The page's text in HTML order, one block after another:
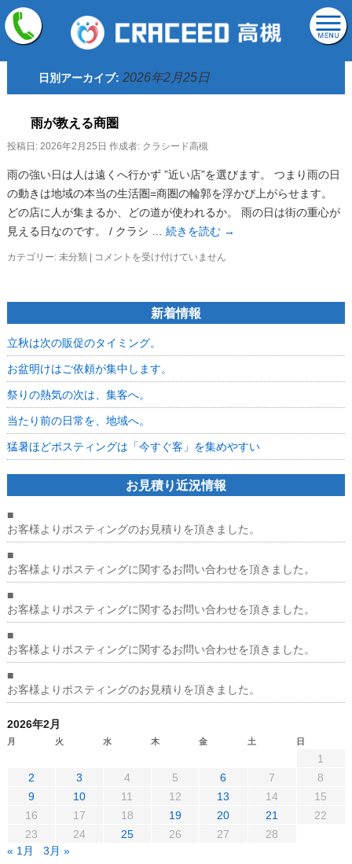
日別アーカイブ: 2026年2月25日
雨が教える商圏
投稿日: 2026年2月25日 作成者: クラシード高槻
雨の強い日は人は遠くへ行かず ”近い店”を選びます。 つまり雨の日
の動きは地域の本当の生活圏=商圏の輪郭を浮かび上がらせます。
どの店に人が集まるか、どの道が使われるか。 雨の日は街の重心が
見える日なのです。 / クラシ … 続きを読む →
カテゴリー: 未分類 | 雨
商
圏
は
コメントを受け付けていません
新着情報
立秋は次の販促のタイミング。
お盆明けはご依頼が集中します。
祭りの熱気の次は、集客へ。
当たり前の日常を、地域へ。
猛暑ほどポスティングは「今すぐ客」を集めやすい
お見積り近況情報
■
お客様よりポスティングのお見積りを頂きました。
■
お客様よりポスティングに関するお問い合わせを頂きました。
■
お客様よりポスティングに関するお問い合わせを頂きました。
■
お客様よりポスティングに関するお問い合わせを頂きました。
■
お客様よりポスティングのお見積りを頂きました。
2026年2月
月 火 水 木 金 土 日
1
2
3 4 5 6 7
8
9
10 11 12 13 14
15
16
17 18 19 20 21
22
23
24 25 26 27
28
« 1月
3月 »